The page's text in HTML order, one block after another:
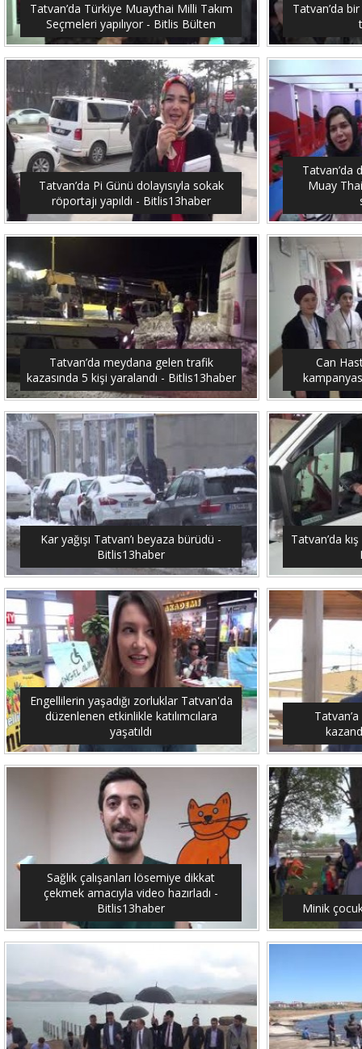
Tatvan’da Türkiye Muaythai Milli Takım
Seçmeleri yapılıyor - Bitlis Bülten
Tatvan’da
Tatvan’da Pi Günü dolayısıyla sokak
röportajı yapıldı - Bitlis13haber
Tatvan’da
Muay
Tatvan’da meydana gelen trafik
kazasında 5 kişi yaralandı - Bitlis13haber
Can
Kar yağışı Tatvan’ı beyaza bürüdü -
Bitlis13haber
Tatvan’da
Engellilerin yaşadığı zorluklar Tatvan'da
düzenlenen etkinlikle katılımcılara
yaşatıldı
Sağlık çalışanları lösemiye dikkat
çekmek amacıyla video hazırladı -
Bitlis13haber
Minik